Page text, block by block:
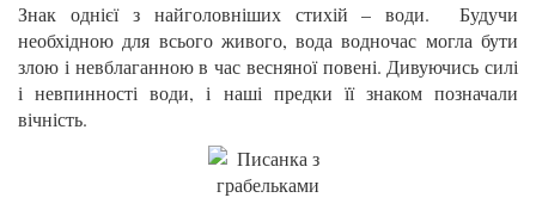
Знак однієї з найголовніших стихій – води. Будучи
необхідною для всього живого, вода водночас могла бути
злою і невблаганною в час весняної повені. Дивуючись силі
і невпинності води, і наші предки її знаком позначали
вічність.